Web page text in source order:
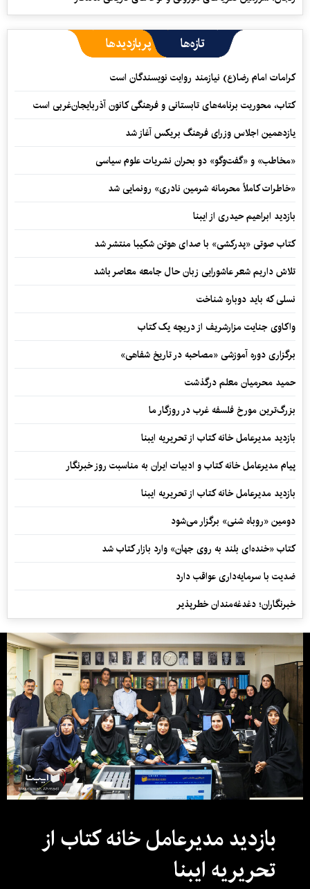
تازه‌ها پربازدیدها
کرامات امام رضا(ع) نیازمند روایت نویسندگان است
کتاب، محوریت برنامه‌های تابستانی و فرهنگی کانون آذربایجان‌غربی است
یازدهمین اجلاس وزرای فرهنگ بریکس آغاز شد
«مخاطب» و «گفت‌وگو» دو بحران نشریات علوم سیاسی
«خاطرات کاملاً محرمانه شرمین نادری» رونمایی شد
بازدید ابراهیم حیدری از ایبنا
کتاب صوتی «پدرکشی» با صدای هوتن شکیبا منتشر شد
تلاش داریم شعر عاشورایی زبان حال جامعه معاصر باشد
نسلی که باید دوباره شناخت
واکاوی جنایت مزارشریف از دریچه یک کتاب
برگزاری دوره آموزشی «مصاحبه در تاریخ شفاهی»
حمید محرمیان معلم درگذشت
بزرگ‌ترین مورخ فلسفه غرب در روزگار ما
بازدید مدیرعامل خانه کتاب از تحریریه ایبنا
پیام مدیرعامل خانه کتاب و ادبیات ایران به مناسبت روز خبرنگار
بازدید مدیرعامل خانه کتاب از تحریریه ایبنا
دومین «روباه شنی» برگزار می‌شود
کتاب «خنده‌ای بلند به روی جهان» وارد بازار کتاب شد
ضدیت با سرمایه‌داری عواقب دارد
خبرنگاران؛ دغدغه‌مندان خطرپذیر
بازدید مدیرعامل خانه کتاب از
تحریریه ایبنا